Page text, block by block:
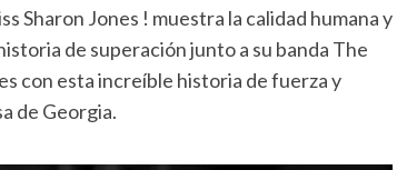
Sharon Jones ! muestra la calidad humana y
de superación junto a su banda The
con esta increíble historia de fuerza y
de Georgia.